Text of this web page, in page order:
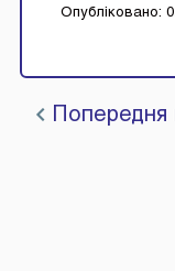
Опубліковано:
Попередня